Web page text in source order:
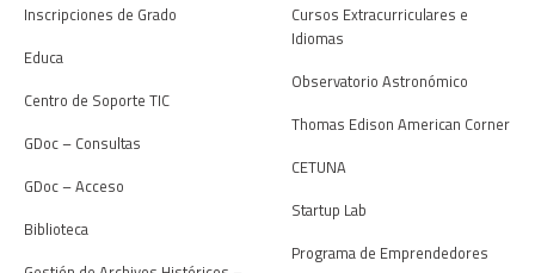
Inscripciones de Grado
Educa
Centro de Soporte TIC
GDoc – Consultas
GDoc – Acceso
Biblioteca
Cursos Extracurriculares e
Idiomas
Observatorio Astronómico
Thomas Edison American Corner
CETUNA
Startup Lab
Programa de Emprendedores